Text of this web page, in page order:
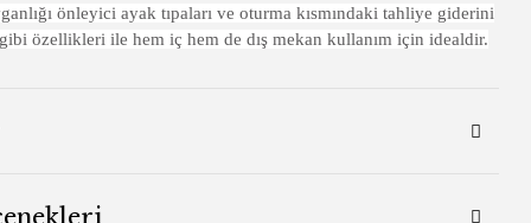
önleyici ayak tıpaları ve oturma kısmındaki tahliye giderini
özellikleri ile hem iç hem de dış mekan kullanım için idealdir.